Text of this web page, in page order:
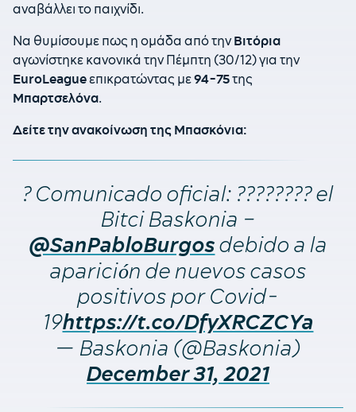
αναβάλλει το παιχνίδι.
Να θυμίσουμε πως η ομάδα από τηνΒιτόρια
αγωνίστηκε κανονικά την Πέμπτη (30/12) για την
EuroLeagueεπικρατώντας με94-75της
Μπαρτσελόνα.
Δείτε την ανακοίνωση της Μπασκόνια:
? Comunicado oficial: ???????? el
Bitci Baskonia –
@SanPabloBurgosdebido a la
aparición de nuevos casos
positivos por Covid-
19https://t.co/DfyXRCZCYa
— Baskonia (@Baskonia)
December 31, 2021